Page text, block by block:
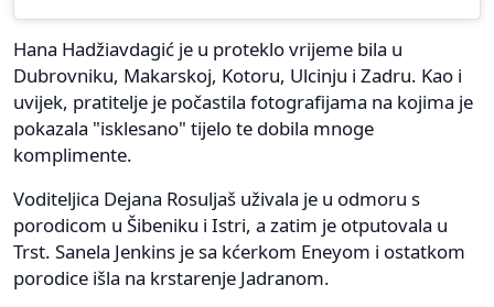
Hana Hadžiavdagić je u proteklo vrijeme bila u
Dubrovniku, Makarskoj, Kotoru, Ulcinju i Zadru. Kao i
uvijek, pratitelje je počastila fotografijama na kojima je
pokazala "isklesano" tijelo te dobila mnoge
komplimente.
Voditeljica Dejana Rosuljaš uživala je u odmoru s
porodicom u Šibeniku i Istri, a zatim je otputovala u
Trst. Sanela Jenkins je sa kćerkom Eneyom i ostatkom
porodice išla na krstarenje Jadranom.